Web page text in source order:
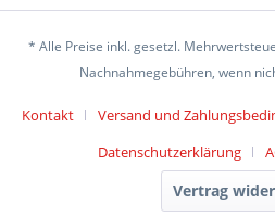
* Alle Preise inkl. gesetzl.
Nachnahmegebühren, wenn
Kontakt Versand und
Datenschutzerklärung
Vertrag